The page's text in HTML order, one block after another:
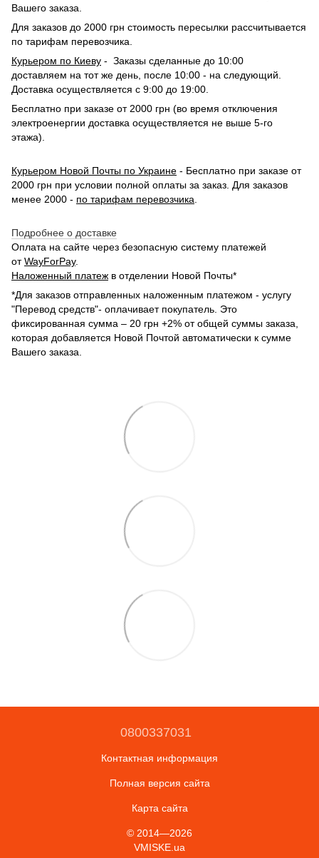
Вашего заказа.
Для заказов до 2000 грн стоимость пересылки рассчитывается
по тарифам перевозчика.
Курьером по Киеву - Заказы сделанные до 10:00
доставляем на тот же день, после 10:00 - на следующий.
Доставка осуществляется с 9:00 до 19:00.
Бесплатно при заказе от 2000 грн (во время отключения
электроенергии доставка осуществляется не выше 5-го
этажа).
Курьером Новой Почты по Украине - Бесплатно при заказе от
2000 грн при условии полной оплаты за заказ. Для заказов
менее 2000 - по тарифам перевозчика
Подробнее о доставке
Оплата на сайте через безопасную систему платежей
отWayForPay.
Наложенный платеж в отделении Новой Почты*
*Для заказов отправленных наложенным платежом - услугу
"Перевод средств"- оплачивает покупатель. Это
фиксированная сумма – 20 грн +2% от общей суммы заказа,
которая добавляется Новой Почтой автоматически к сумме
Вашего заказа.
0800337031
Контактная информация
Полная версия сайта
Карта сайта
© 2014—2026
VMISKE.ua